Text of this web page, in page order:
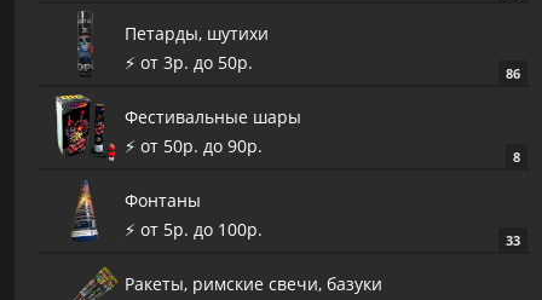
Петарды, шутихи
⚡️ от 3р. до 50р.
86
Фестивальные шары
⚡️ от 50р. до 90р.
8
Фонтаны
⚡️ от 5р. до 100р.
33
Ракеты, римские свечи, базуки